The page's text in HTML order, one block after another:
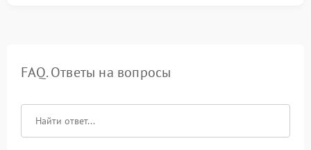
FAQ. Ответы на вопросы